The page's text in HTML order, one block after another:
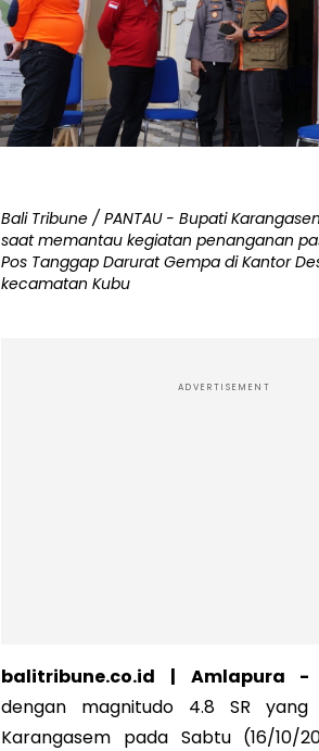
Bali Tribune / PANTAU - Bupati
saat memantau kegiatan penanganan
Pos Tanggap Darurat Gempa di Kantor
kecamatan Kubu
ADVERTISEMENT
balitribune.co.id | Amlapura
dengan magnitudo 4.8 SR yang
Karangasem pada Sabtu (16/10/